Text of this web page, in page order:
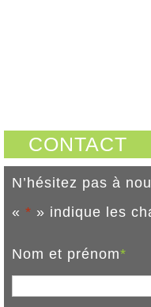
CONTACT
N’hésitez pas à
« * » indique les
Nom et prénom*